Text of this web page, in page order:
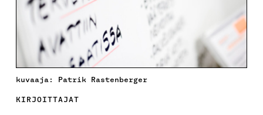
kuvaaja: Patrik Rastenberger
KIRJOITTAJAT